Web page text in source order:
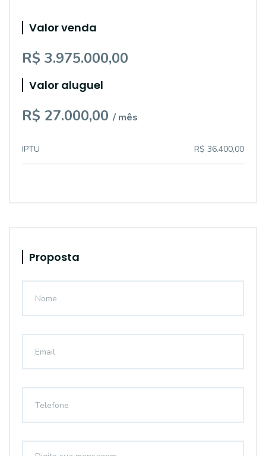
Valor venda
R$ 3.975.000,00
Valor aluguel
R$ 27.000,00 / mês
IPTU R$ 36.400,00
Proposta